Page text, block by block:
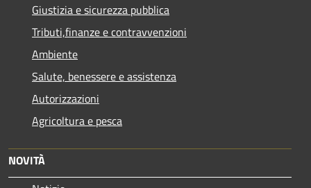
Giustizia e sicurezza pubblica
Tributi,finanze e contravvenzioni
Ambiente
Salute, benessere e assistenza
Autorizzazioni
Agricoltura e pesca
NOVITÀ